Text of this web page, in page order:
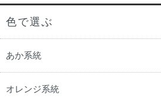
色で選ぶ
あか系統
オレンジ系統